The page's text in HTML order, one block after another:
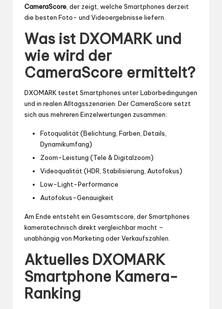
CameraScore , der zeigt, welche Smartphones derzeit
die besten Foto- und Videoergebnisse liefern.
Was ist DXOMARK und
wie wird der
CameraScore ermittelt?
DXOMARK testet Smartphones unter Laborbedingungen
und in realen Alltagsszenarien. Der CameraScore setzt
sich aus mehreren Einzelwertungen zusammen:
Fotoqualität (Belichtung, Farben, Details,
Dynamikumfang)
Zoom-Leistung (Tele & Digitalzoom)
Videoqualität (HDR, Stabilisierung, Autofokus)
Low-Light-Performance
Autofokus-Genauigkeit
Am Ende entsteht ein Gesamtscore, der Smartphones
kameratechnisch direkt vergleichbar macht –
unabhängig von Marketing oder Verkaufszahlen.
Aktuelles DXOMARK
Smartphone Kamera-
Ranking